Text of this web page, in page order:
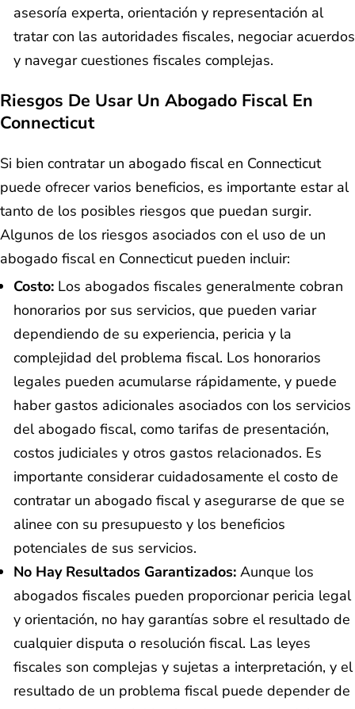
asesoría experta, orientación y representación al
tratar con las autoridades fiscales, negociar acuerdos
y navegar cuestiones fiscales complejas.
Riesgos De Usar Un Abogado Fiscal En
Connecticut
Si bien contratar un abogado fiscal en Connecticut
puede ofrecer varios beneficios, es importante estar al
tanto de los posibles riesgos que puedan surgir.
Algunos de los riesgos asociados con el uso de un
abogado fiscal en Connecticut pueden incluir:
Costo: Los abogados fiscales generalmente cobran
honorarios por sus servicios, que pueden variar
dependiendo de su experiencia, pericia y la
complejidad del problema fiscal. Los honorarios
legales pueden acumularse rápidamente, y puede
haber gastos adicionales asociados con los servicios
del abogado fiscal, como tarifas de presentación,
costos judiciales y otros gastos relacionados. Es
importante considerar cuidadosamente el costo de
contratar un abogado fiscal y asegurarse de que se
alinee con su presupuesto y los beneficios
potenciales de sus servicios.
No Hay Resultados Garantizados: Aunque los
abogados fiscales pueden proporcionar pericia legal
y orientación, no hay garantías sobre el resultado de
cualquier disputa o resolución fiscal. Las leyes
fiscales son complejas y sujetas a interpretación, y el
resultado de un problema fiscal puede depender de